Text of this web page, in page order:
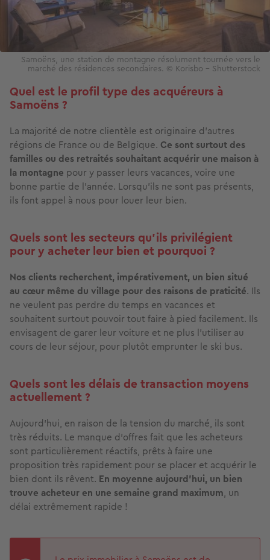
Samoëns, une station de montagne résolument tournée vers le
marché des résidences secondaires. © Korisbo – Shutterstock
Quel est le profil type des acquéreurs à
Samoëns ?
La majorité de notre clientèle est originaire d’autres
régions de France ou de Belgique. Ce sont surtout des
familles ou des retraités souhaitant acquérir une maison à
la montagne pour y passer leurs vacances, voire une
bonne partie de l’année. Lorsqu’ils ne sont pas présents,
ils font appel à nous pour louer leur bien.
Quels sont les secteurs qu’ils privilégient
pour y acheter leur bien et pourquoi ?
Nos clients recherchent, impérativement, un bien situé
au cœur même du village pour des raisons de praticité. Ils
ne veulent pas perdre du temps en vacances et
souhaitent surtout pouvoir tout faire à pied facilement. Ils
envisagent de garer leur voiture et ne plus l’utiliser au
cours de leur séjour, pour plutôt emprunter le ski bus.
Quels sont les délais de transaction moyens
actuellement ?
Aujourd’hui, en raison de la tension du marché, ils sont
très réduits. Le manque d’offres fait que les acheteurs
sont particulièrement réactifs, prêts à faire une
proposition très rapidement pour se placer et acquérir le
bien dont ils rêvent. En moyenne aujourd’hui, un bien
trouve acheteur en une semaine grand maximum, un
délai extrêmement rapide !